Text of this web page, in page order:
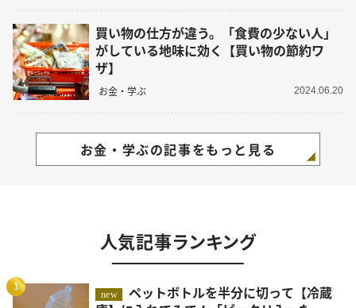
買い物の仕方が違う。「食費の少ない人」
がしている地味に効く【買い物の節約ワ
ザ】
お金・学ぶ 2024.06.20
お金・学ぶの記事をもっと見る
人気記事ランキング
1
new
ペットボトルを半分に切って【冷蔵